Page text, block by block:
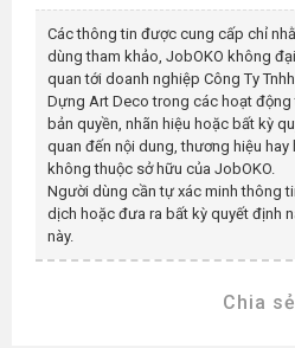
Các thông tin được cung cấp chỉ
dùng tham khảo, JobOKO không
quan tới doanh nghiệp Công Ty
Dựng Art Deco trong các hoạt động
bản quyền, nhãn hiệu hoặc bất kỳ
quan đến nội dung, thương hiệu
không thuộc sở hữu của JobOKO.
Người dùng cần tự xác minh thông
dịch hoặc đưa ra bất kỳ quyết định
này.
Chia